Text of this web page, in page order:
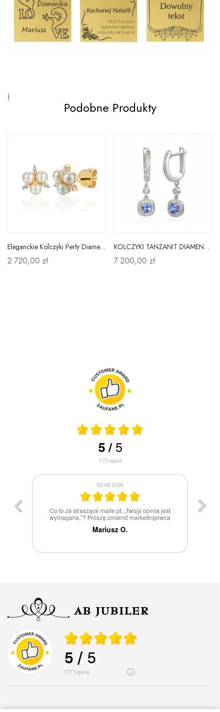
}
Podobne Produkty
Eleganckie Kolczyki Perły Diamenty 585 Sztyft
2 720,00 zł
KOLCZYKI TANZANIT DIAMENTY BIAŁE ZŁOTO PRÓBA 585
7 200,00 zł
5/5
177opinii
30.07.2026
W 100% polecam
Marcin Z.
5 / 5
177 opinii